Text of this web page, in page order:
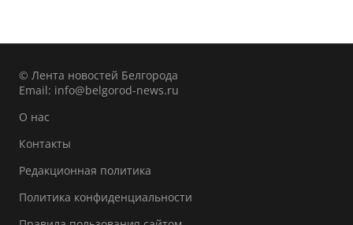
© Лента новостей Белгорода
Email: info@belgorod-news.ru
О нас
Контакты
Редакционная политика
Политика конфиденциальности